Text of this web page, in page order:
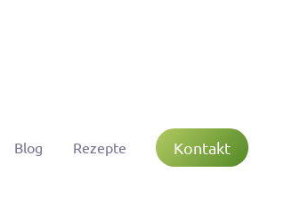
Blog Rezepte Kontakt